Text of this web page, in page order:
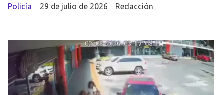
Redacción
Policía 29 de julio de 2026